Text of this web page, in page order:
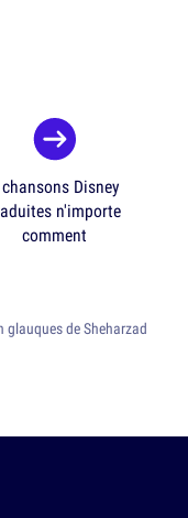
Disney
n'importe
comment
de Sheharzad